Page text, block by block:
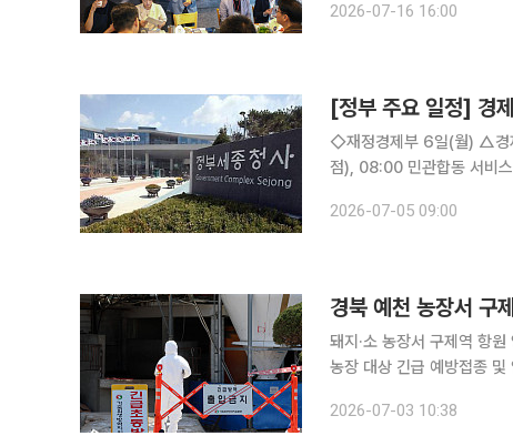
부에 요구했다. 액비를 폐기
2026-07-16 16:00
[정부 주요 일정] 경
◇재정경제부 6일(월) △경제부총리 07:35 24시간 외환시장 개장 계기 딜링룸 방문(하나은행 본
점), 08:00 민관합동 서비스산업 경쟁
일(화) △경제부총리
2026-07-05 09:00
경북 예천 농장서 구
돼지·소 농장서 구제역 항
농장 대상 긴급 예방접종 및 임상검사 실시 경북 예천군 소재 돼
장(1호)과 해당 농장 반경
2026-07-03 10:38